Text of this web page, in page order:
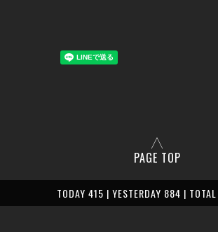
PAGE TOP
TODAY 415 | YESTERDAY 884 |